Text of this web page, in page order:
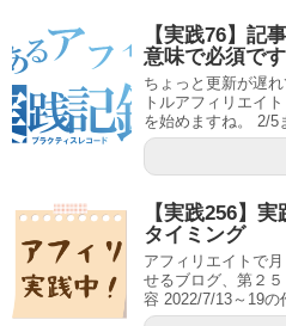
【実践76】記
意味で必須です
ちょっと更新が遅
トルアフィリエイ
を始めますね。 2/5
【実践256】
タイミング
アフィリエイトで
せるブログ、第２
容 2022/7/13～19の